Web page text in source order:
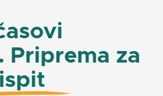
Priprema za